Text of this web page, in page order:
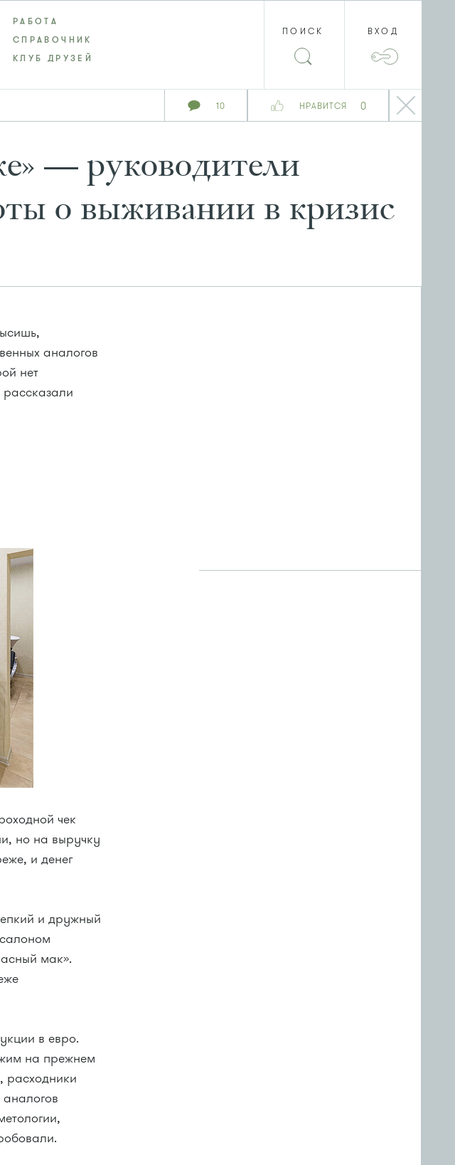
10 НРАВИТСЯ 0
РАБОТА
СПРАВОЧНИК
КЛУБ ДРУЗЕЙ
ПОИСК ВХОД
— руководители
о выживании в кризис
аналогов
нет
рассказали
чек
но на выручку
и денег
и дружный
мак».
в евро.
на прежнем
расходники